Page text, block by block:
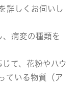
詳しくお伺いし
、病変の種類を
て、花粉やハウ
ている物質（ア